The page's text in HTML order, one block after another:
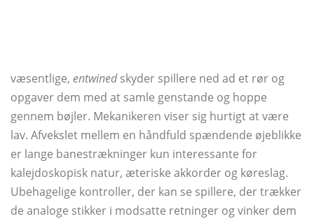
væsentlige, entwinedskyder spillere ned ad et rør og
opgaver dem med at samle genstande og hoppe
gennem bøjler. Mekanikeren viser sig hurtigt at være
lav. Afvekslet mellem en håndfuld spændende øjeblikke
er lange banestrækninger kun interessante for
kalejdoskopisk natur, æteriske akkorder og køreslag.
Ubehagelige kontroller, der kan se spillere, der trækker
de analoge stikker i modsatte retninger og vinker dem